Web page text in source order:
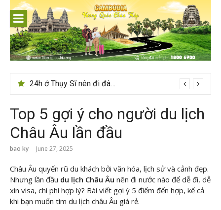
content
24h ở Thụy Sĩ nên đi đâu, chơi gì?
Du lịch Sri Lanka – Bật mí nên đi mùa nào đẹp
Top 5 gợi ý cho người du lịch
Châu Âu lần đầu
bao ky June 27, 2025
Châu Âu quyến rũ du khách bởi văn hóa, lịch sử và cảnh đẹp.
Nhưng lần đầu du lịch Châu Âu nên đi nước nào để dễ đi, dễ
xin visa, chi phí hợp lý? Bài viết gợi ý 5 điểm đến hợp, kể cả
khi bạn muốn tìm du lịch châu Âu giá rẻ.